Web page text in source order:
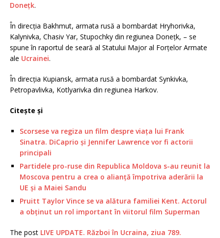
Donețk.
În direcția Bakhmut, armata rusă a bombardat Hryhorivka,
Kalynivka, Chasiv Yar, Stupochky din regiunea Donețk, – se
spune în raportul de seară al Statului Major al Forțelor Armate
ale Ucrainei.
În direcția Kupiansk, armata rusă a bombardat Synkivka,
Petropavlivka, Kotlyarivka din regiunea Harkov.
Citește și
Scorsese va regiza un film despre viața lui Frank
Sinatra. DiCaprio și Jennifer Lawrence vor fi actorii
principali
Partidele pro-ruse din Republica Moldova s-au reunit la
Moscova pentru a crea o alianţă împotriva aderării la
UE şi a Maiei Sandu
Pruitt Taylor Vince se va alătura familiei Kent. Actorul
a obținut un rol important în viitorul film Superman
The post LIVE UPDATE. Război în Ucraina, ziua 789.